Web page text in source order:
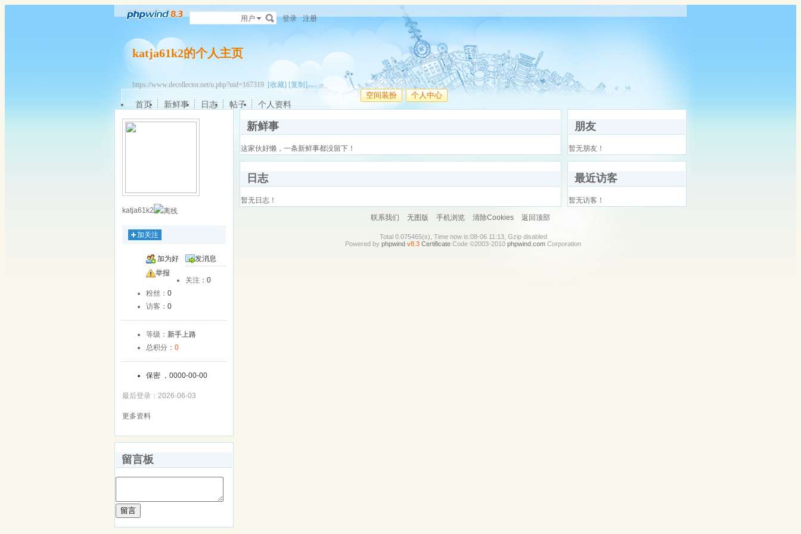
用户 登录 注册
katja61k2的个人主页
https://www.decollector.net/u.php?uid=167319 [收藏] [复制]
空间装扮 个人中心
首页 新鲜事 日志 帖子 个人资料
katja61k2
加关注
加为好
友
发消息
举报
关注： 0
粉丝： 0
访客： 0
等级： 新手上路
总积分： 0
保密 ，0000-00-00
最后登录：2026-06-03
更多资料
留言板
留言
新鲜事
这家伙好懒，一条新鲜事都没留下！
日志
暂无日志！
朋友
暂无朋友！
最近访客
暂无访客！
联系我们 无图版 手机浏览 清除Cookies 返回顶部
Total 0.075465(s), Time now is:08-06 11:13, Gzip disabled
Powered by phpwind v8.3 Certificate Code ©2003-2010 phpwind.com Corporation